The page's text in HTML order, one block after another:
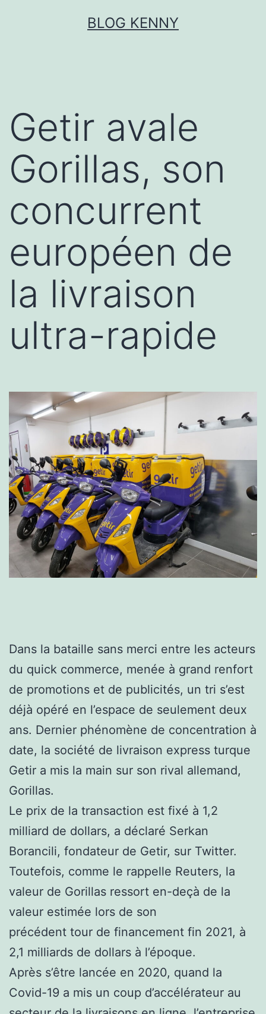
BLOG KENNY
Getir avale
Gorillas, son
concurrent
européen de
la livraison
ultra-rapide
Dans la bataille sans merci entre les acteurs
du quick commerce, menée à grand renfort
de promotions et de publicités, un tri s’est
déjà opéré en l’espace de seulement deux
ans. Dernier phénomène de concentration à
date, la société de livraison express turque
Getir a mis la main sur son rival allemand,
Gorillas.
Le prix de la transaction est fixé à 1,2
milliard de dollars, a déclaré Serkan
Borancili, fondateur de Getir, sur Twitter.
Toutefois, comme le rappelle Reuters, la
valeur de Gorillas ressort en-deçà de la
valeur estimée lors de son
précédent tour de financement fin 2021, à
2,1 milliards de dollars à l’époque.
Après s’être lancée en 2020, quand la
Covid-19 a mis un coup d’accélérateur au